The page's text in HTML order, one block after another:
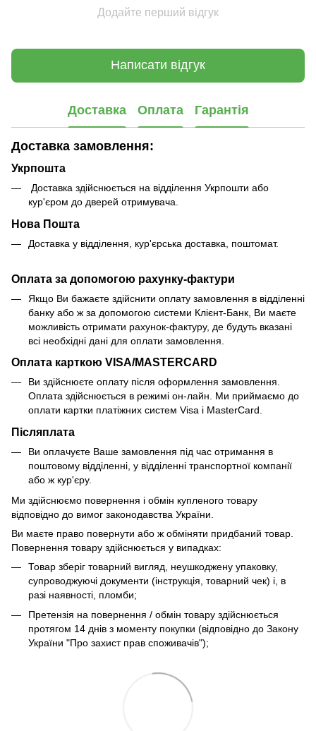
Додайте перший відгук
Написати відгук
Доставка Оплата Гарантія
Доставка замовлення:
Укрпошта
Доставка здійснюється на відділення Укрпошти або
кур'єром до дверей отримувача.
Нова Пошта
Доставка у відділення, кур'єрська доставка, поштомат.
Оплата за допомогою рахунку-фактури
Якщо Ви бажаєте здійснити оплату замовлення в відділенні
банку або ж за допомогою системи Клієнт-Банк, Ви маєте
можливість отримати рахунок-фактуру, де будуть вказані
всі необхідні дані для оплати замовлення.
Оплата карткою VISA/MASTERCARD
Ви здійснюєте оплату після оформлення замовлення.
Оплата здійснюється в режимі он-лайн. Ми приймаємо до
оплати картки платіжних систем Visa і MasterCard.
Післяплата
Ви оплачуєте Ваше замовлення під час отримання в
поштовому відділенні, у відділенні транспортної компанії
або ж кур'єру.
Ми здійснюємо повернення і обмін купленого товару
відповідно до вимог законодавства України.
Ви маєте право повернути або ж обміняти придбаний товар.
Повернення товару здійснюється у випадках:
Товар зберіг товарний вигляд, неушкоджену упаковку,
супроводжуючі документи (інструкція, товарний чек) і, в
разі наявності, пломби;
Претензія на повернення / обмін товару здійснюється
протягом 14 днів з моменту покупки (відповідно до Закону
України "Про захист прав споживачів");